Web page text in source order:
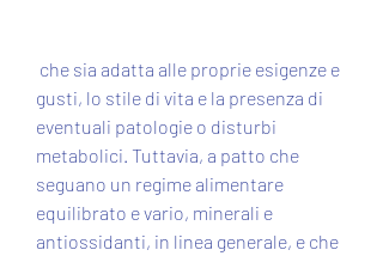
gusti, lo stile di vita e la presenza di
eventuali patologie o disturbi
metabolici. Tuttavia, a patto che
seguano un regime alimentare
equilibrato e vario, minerali e
antiossidanti, in linea generale, e che